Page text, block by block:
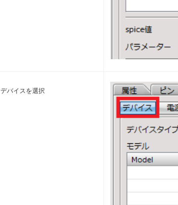
デバイスを選択